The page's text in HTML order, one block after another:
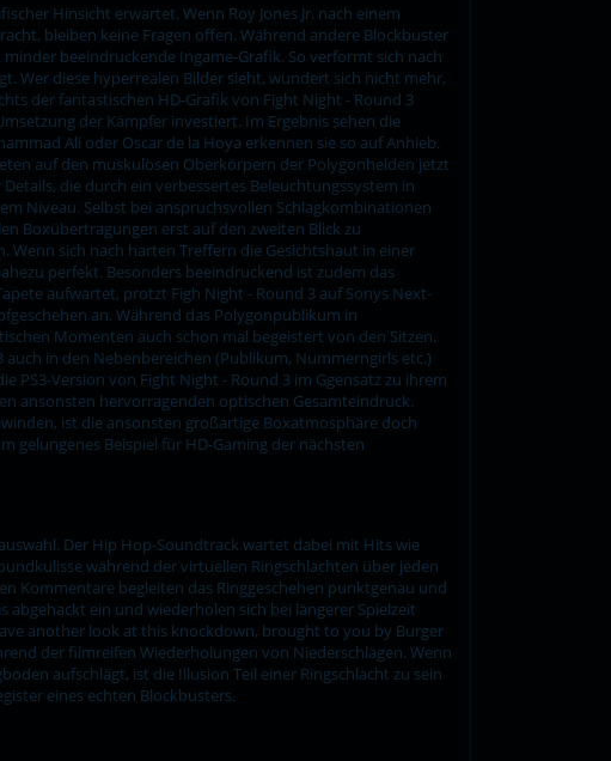
Hinsicht erwartet. Wenn Roy Jones Jr. nach einem
bleiben keine Fragen offen. Während andere Blockbuster
beeindruckende Ingame-Grafik. So verformt sich nach
Wer diese hyperrealen Bilder sieht, wundert sich nicht mehr,
der fantastischen HD-Grafik von Fight Night - Round 3
der Kämpfer investiert. Im Ergebnis sehen die
Ali oder Oscar de la Hoya erkennen sie so auf Anhieb.
auf den muskulösen Oberkörpern der Polygonhelden jetzt
die durch ein verbessertes Beleuchtungssystem in
Niveau. Selbst bei anspruchsvollen Schlagkombinationen
Boxübertragungen erst auf den zweiten Blick zu
sich nach harten Treffern die Gesichtshaut in einer
perfekt. Besonders beeindruckend ist zudem das
aufwartet, protzt Figh Night - Round 3 auf Sonys Next-
an. Während das Polygonpublikum in
Momenten auch schon mal begeistert von den Sitzen.
in den Nebenbereichen (Publikum, Nummerngirls etc.)
Version von Fight Night - Round 3 im Ggensatz zu ihrem
ansonsten hervorragenden optischen Gesamteindruck.
ist die ansonsten großartige Boxatmosphäre doch
gelungenes Beispiel für HD-Gaming der nächsten
Der Hip Hop-Soundtrack wartet dabei mit Hits wie
während der virtuellen Ringschlachten über jeden
Kommentare begleiten das Ringgeschehen punktgenau und
ein und wiederholen sich bei längerer Spielzeit
another look at this knockdown, brought to you by Burger
der filmreifen Wiederholungen von Niederschlägen. Wenn
aufschlägt, ist die Illusion Teil einer Ringschlacht zu sein
eines echten Blockbusters.